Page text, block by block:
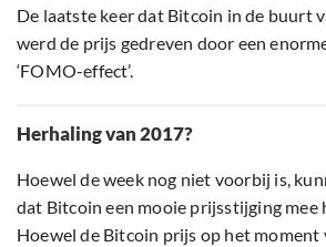
De laatste keer dat Bitcoin in de buurt
werd de prijs gedreven door een
‘FOMO-effect’.
Herhaling van 2017?
Hoewel de week nog niet voorbij is,
dat Bitcoin een mooie prijsstijging mee
Hoewel de Bitcoin prijs op het moment